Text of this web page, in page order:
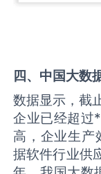
四、中国大数
数据显示，截
企业已经超过
高，企业生
据软件行业供